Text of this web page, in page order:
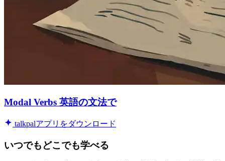
Modal Verbs 英語の文法で
talkpalアプリをダウンロード
いつでもどこでも学べる